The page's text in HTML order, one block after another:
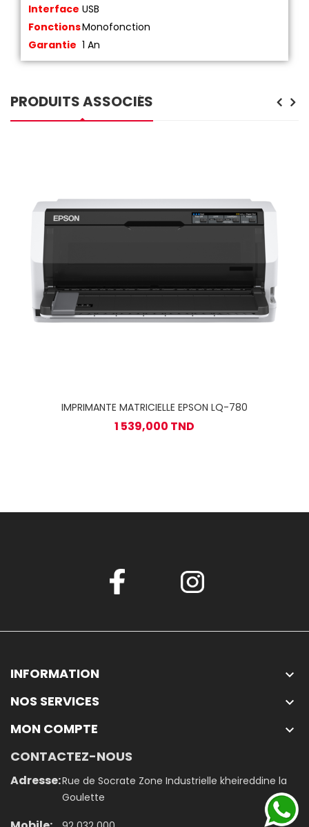
Interface USB
FonctionsMonofonction
Garantie 1 An
PRODUITS ASSOCIÉS
IMPRIMANTE MATRICIELLE EPSON LQ-780
1 539,000 TND
INFORMATION 
NOS SERVICES 
MON COMPTE 
CONTACTEZ-NOUS
Adresse:Rue de Socrate Zone Industrielle kheireddine la
Goulette